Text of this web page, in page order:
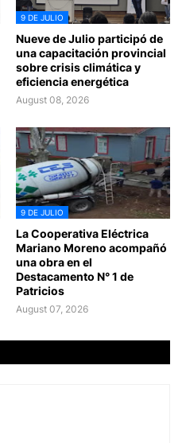
9 DE JULIO
Nueve de Julio participó de
una capacitación provincial
sobre crisis climática y
eficiencia energética
August 08, 2026
9 DE JULIO
La Cooperativa Eléctrica
Mariano Moreno acompañó
una obra en el
Destacamento N° 1 de
Patricios
August 07, 2026